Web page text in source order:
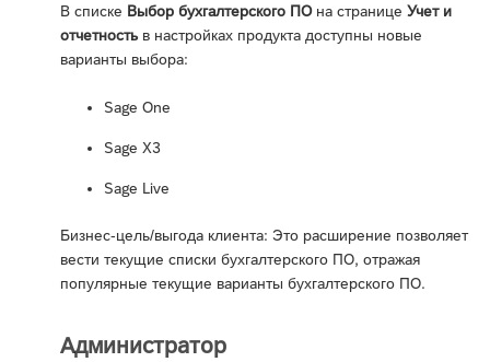
В списке Выбор бухгалтерского ПОна странице Учет и
отчетность в настройках продукта доступны новые
варианты выбора:
Sage One
Sage X3
Sage Live
Бизнес-цель/выгода клиента: Это расширение позволяет
вести текущие списки бухгалтерского ПО, отражая
популярные текущие варианты бухгалтерского ПО.
Администратор